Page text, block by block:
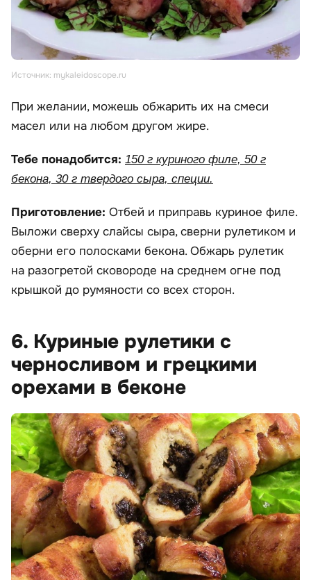
Источник: mykaleidoscope.ru
При желании, можешь обжарить их на смеси
масел или на любом другом жире.
Тебе понадобится: 150 г куриного филе, 50 г
бекона, 30 г твердого сыра, специи.
Приготовление: Отбей и приправь куриное филе.
Выложи сверху слайсы сыра, сверни рулетиком и
оберни его полосками бекона. Обжарь рулетик
на разогретой сковороде на среднем огне под
крышкой до румяности со всех сторон.
6. Куриные рулетики с
черносливом и грецкими
орехами в беконе